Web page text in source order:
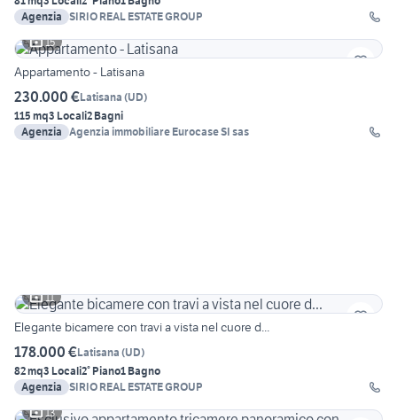
Agenzia SIRIO REAL ESTATE GROUP
15
Appartamento - Latisana
230.000 €Latisana (UD)
115 mq3 Locali2 Bagni
Agenzia Agenzia immobiliare Eurocase SI sas
11
Elegante bicamere con travi a vista nel cuore d...
178.000 €Latisana (UD)
82 mq3 Locali2° Piano1 Bagno
Agenzia SIRIO REAL ESTATE GROUP
13